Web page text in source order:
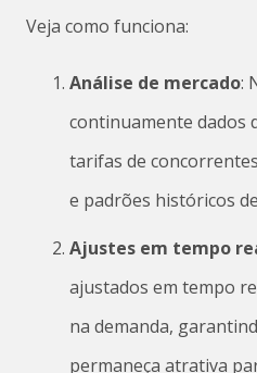
Veja como funciona:
Análise de mercado:
continuamente dados
tarifas de
e padrões históricos
Ajustes em tempo
ajustados em tempo
na demanda,
permaneça atrativa